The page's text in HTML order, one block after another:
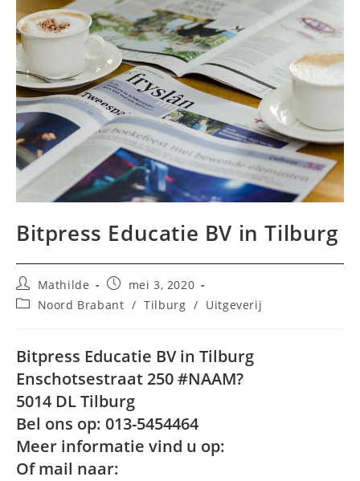
Bitpress Educatie BV in Tilburg
Bericht
auteur:
Mathilde
Bericht
gepubliceerd
op:
mei 3, 2020
Berichtcategorie:
Noord Brabant / Tilburg / Uitgeverij
Bitpress Educatie BV in Tilburg
Enschotsestraat 250 #NAAM?
5014 DL Tilburg
Bel ons op: 013-5454464
Meer informatie vind u op:
Of mail naar: